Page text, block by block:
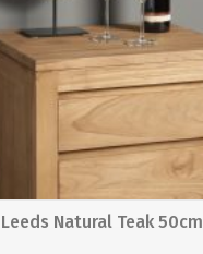
Natural Teak 50cm